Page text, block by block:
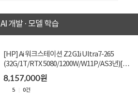
AI 개발 · 모델 학습
[HP] Ai 워크스테이션 Z2 G1i Ultra7-265
(32G/1T/RTX 5080/1200W/W11P/AS3년)[기
본상품]
8,157,000원
5 0건